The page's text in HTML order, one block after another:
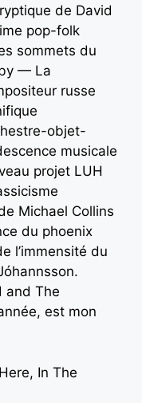
de David
pop-folk
sommets du
— La
russe
objet-
musicale
projet LUH
Michael Collins
du phoenix
l’immensité du
and The
est mon
In The